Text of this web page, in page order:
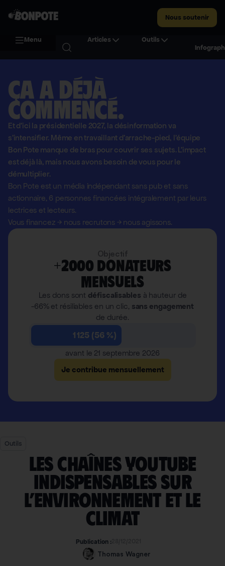
Nous soutenir
Menu Articles
Outils
Ça a déjà
commencé.
Et d'ici la présidentielle 2027, la désinformation va
s'intensifier. Même en travaillant d'arrache-pied, l'équipe
Bon Pote manque de bras pour couvrir ses sujets. L'impact
est déjà là, mais nous avons besoin de vous pour le
démultiplier.
Bon Pote est un média indépendant sans pub et sans
actionnaire, 6 personnes financées intégralement par leurs
lectrices et lecteurs.
Vous financez→ nous recrutons →nous agissons.
+2000 donateurs
mensuels
Les dons sont défiscalisables à hauteur de
-66% et résiliables en un clic, sans engagement
de durée.
1 125 (56 %)
avant le 21 septembre 2026
Je contribue mensuellement
Outils
Les chaînes Youtube
indispensables sur
l’environnement et le
climat
Publication :
Thomas Wagner